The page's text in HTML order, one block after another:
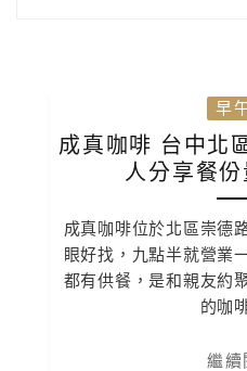
早
成真咖啡 台中北
人分享餐
成真咖啡位於北區崇德
眼好找，九點半就營業
都有供餐，是和親友約
的咖
繼續